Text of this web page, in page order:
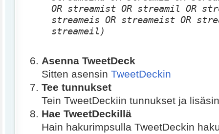
OR streamist OR streamil OR
streameis OR streameist OR
streameil)
Asenna TweetDeck
Sitten asensin TweetDeckin
Tee tunnukset
Tein TweetDeckiin tunnukset ja
Hae TweetDeckillä
Hain hakurimpsulla TweetDeckin